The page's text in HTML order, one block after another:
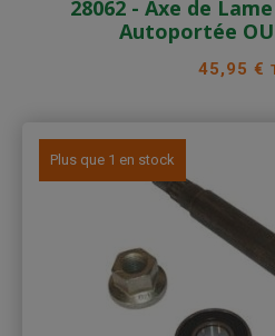
28062 - Axe de
Autoportée
Prix
45,95 €
Plus que 1 en stock